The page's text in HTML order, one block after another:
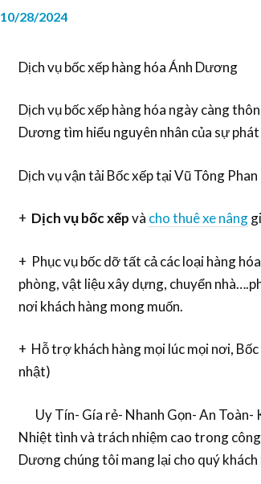
10/28/2024
Dịch vụ bốc xếp hàng hóa Ánh Dương
Dịch vụ bốc xếp hàng hóa ngày càng
Dương tìm hiểu nguyên nhân của sự
Dịch vụ vận tải Bốc xếp tại Vũ Tông Phan
+ Dịch vụ bốc xếpvà cho thuê xe nâng
+ Phục vụ bốc dỡ tất cả các loại hàng
phòng, vật liệu xây dựng, chuyển
nơi khách hàng mong muốn.
+ Hỗ trợ khách hàng mọi lúc mọi nơi,
nhật)
Uy Tín- Gía rẻ- Nhanh Gọn- An Toàn-
Nhiệt tình và trách nhiệm cao trong
Dương chúng tôi mang lại cho quý khách